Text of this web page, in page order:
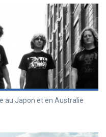
au Japon et en Australie